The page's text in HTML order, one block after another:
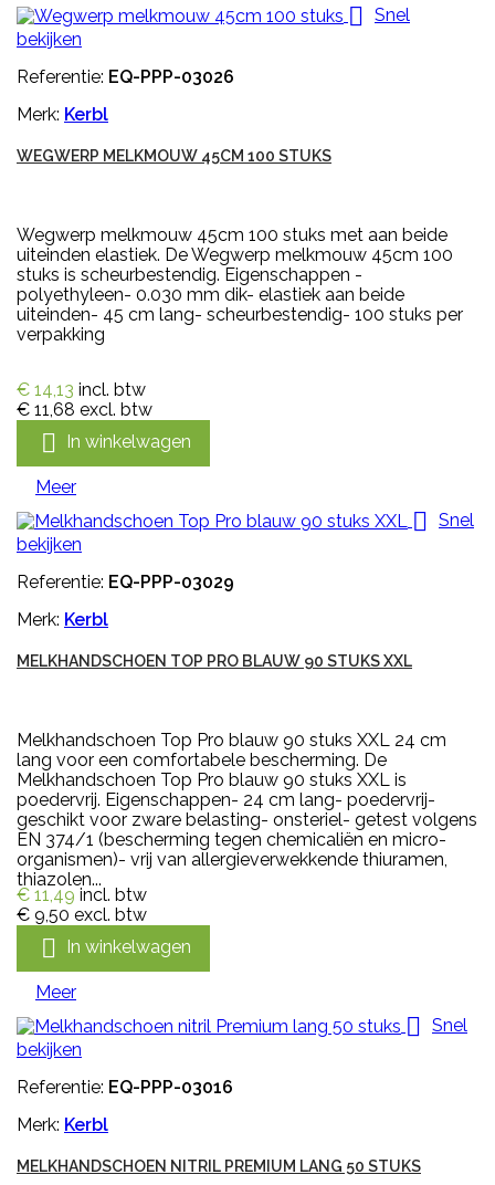
 Snel
bekijken
Referentie: EQ-PPP-03026
Merk: Kerbl
WEGWERP MELKMOUW 45CM 100 STUKS
Wegwerp melkmouw 45cm 100 stuks met aan beide
uiteinden elastiek. De Wegwerp melkmouw 45cm 100
stuks is scheurbestendig. Eigenschappen -
polyethyleen- 0.030 mm dik- elastiek aan beide
uiteinden- 45 cm lang- scheurbestendig- 100 stuks per
verpakking
€ 14,13 incl. btw
€ 11,68 excl. btw
 In winkelwagen
Meer
 Snel
bekijken
Referentie: EQ-PPP-03029
Merk: Kerbl
MELKHANDSCHOEN TOP PRO BLAUW 90 STUKS XXL
Melkhandschoen Top Pro blauw 90 stuks XXL 24 cm
lang voor een comfortabele bescherming. De
Melkhandschoen Top Pro blauw 90 stuks XXL is
poedervrij. Eigenschappen- 24 cm lang- poedervrij-
geschikt voor zware belasting- onsteriel- getest volgens
EN 374/1 (bescherming tegen chemicaliën en micro-
organismen)- vrij van allergieverwekkende thiuramen,
thiazolen...
€ 11,49 incl. btw
€ 9,50 excl. btw
 In winkelwagen
Meer
 Snel
bekijken
Referentie: EQ-PPP-03016
Merk: Kerbl
MELKHANDSCHOEN NITRIL PREMIUM LANG 50 STUKS